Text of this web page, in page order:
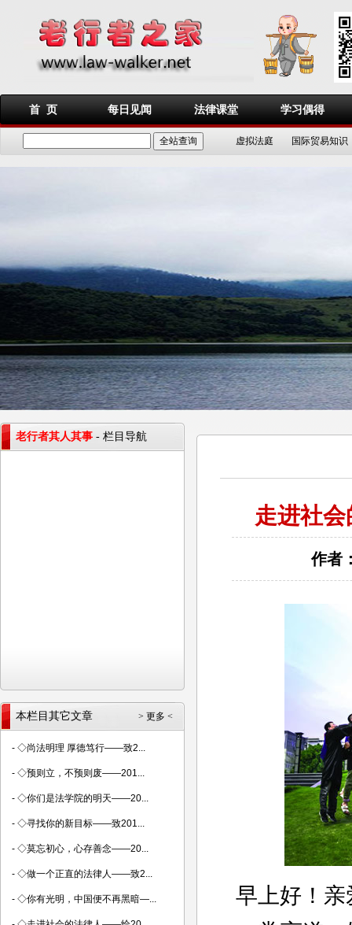
首 页 每日见闻 法律课堂 学习偶得
虚拟法庭 国际贸易知识
走进社
作者
早上好！
老行者其人其事 - 栏目导航
> 更多 <
本栏目其它文章
- ◇尚法明理 厚德笃行——致2...
- ◇预则立，不预则废——201...
- ◇你们是法学院的明天——20...
- ◇寻找你的新目标——致201...
- ◇莫忘初心，心存善念——20...
- ◇做一个正直的法律人——致2...
- ◇你有光明，中国便不再黑暗—...